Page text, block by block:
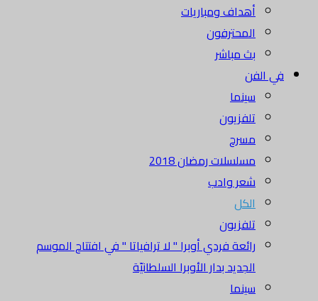
أهداف ومباريات
المحترفون
بث مباشر
في الفن
سينما
تلفزيون
مسرح
مسلسلات رمضان 2018
شعر وادب
الكل
تلفزيون
رائعة فردي أوبرا " لا ترافياتا " في افتتاح الموسم
الجديد بدار الأوبرا السلطانيّة
سينما